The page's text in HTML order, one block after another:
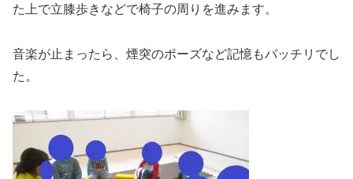
た上で立膝歩きなどで椅子の周りを進みます。
音楽が止まったら、煙突のポーズなど記憶もバッチリでし
た。